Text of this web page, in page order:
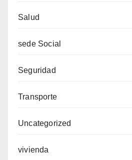
Salud
sede Social
Seguridad
Transporte
Uncategorized
vivienda